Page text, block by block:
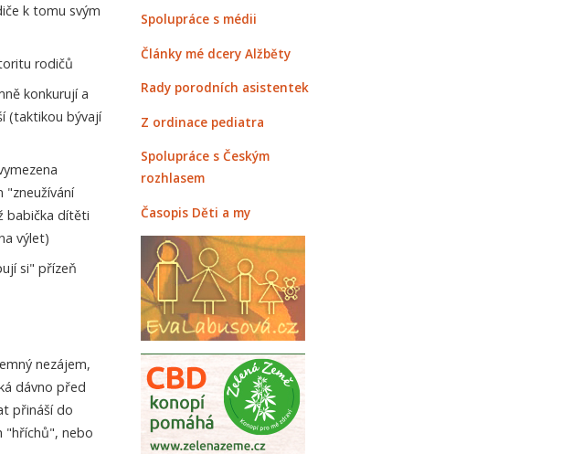
k tomu svým
rodičů
konkurují a
(taktikou bývají
"zneužívání
babička dítěti
výlet)
si" přízeň
nezájem,
dávno před
přináší do
"hříchů", nebo
Spolupráce s médii
Články mé dcery Alžběty
Rady porodních asistentek
Z ordinace pediatra
Spolupráce s Českým
rozhlasem
Časopis Děti a my